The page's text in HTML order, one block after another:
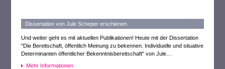
Dissertation von Jule Scheper erschienen
Und weiter geht es mit aktuellen Publikationen! Heute mit der Dissertation
"Die Bereitschaft, öffentlich Meinung zu bekennen. Individuelle und situative
Determinanten öffentlicher Bekenntnisbereitschaft" von Jule…
Mehr Informationen